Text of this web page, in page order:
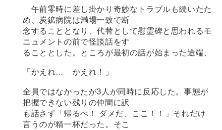
午前零時に差し掛かり奇妙なトラブルも続いたた
め、炭鉱病院は満場一致で断
念することとなり、代替として慰霊碑と思われるモ
ニュメントの前で怪談話をす
ることとした。ところが最初の話が始まった途端、
「かえれ… かえれ！」
全員ではなかったが3人が同時に反応した。事態が
把握できない残りの仲間に訳
も話さず「帰るべ！ ダメだ、ここ！！」それだけ
言うのが精一杯だった。そこ